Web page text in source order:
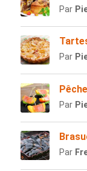
Par
Par
Par
Par